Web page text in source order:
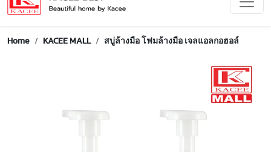
Home KACEE MALL สบู่ล้างมือ โฟมล้างมือ เจลแอลกอฮอล์